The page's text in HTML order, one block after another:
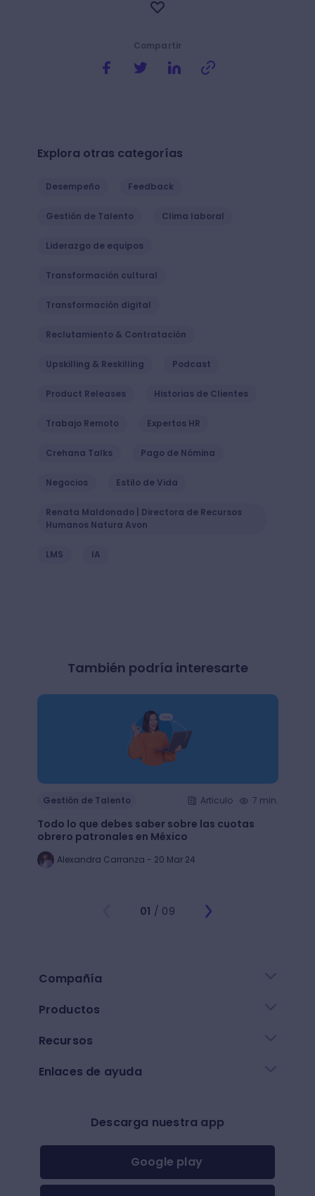
Compartir
Explora otras categorías
Desempeño Feedback
Gestión de Talento Clima laboral
Liderazgo de equipos
Transformación cultural
Transformación digital
Reclutamiento & Contratación
Upskilling & Reskilling Podcast
Product Releases Historias de Clientes
Trabajo Remoto Expertos HR
Crehana Talks Pago de Nómina
Negocios Estilo de Vida
Renata Maldonado | Directora de Recursos
Humanos Natura Avon
LMS IA
También podría interesarte
Gestión de Talento Articulo 7 min.
Todo lo que debes saber sobre las cuotas
obrero patronales en México
Alexandra Carranza - 20 Mar 24
01 / 09
Compañía
Productos
Recursos
Enlaces de ayuda
Descarga nuestra app
Google play